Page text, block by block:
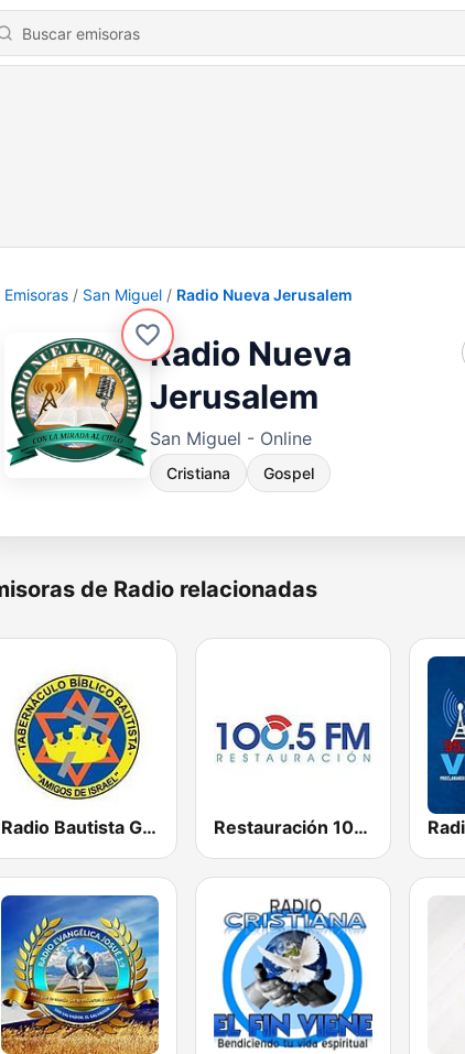
Emisoras San Miguel Radio Nueva Jerusalem
Radio Nueva
Jerusalem
San Miguel - Online
Cristiana Gospel
de Radio relacionadas
Radio Bautista Global 89.7 FM Restauración 100.5 FM